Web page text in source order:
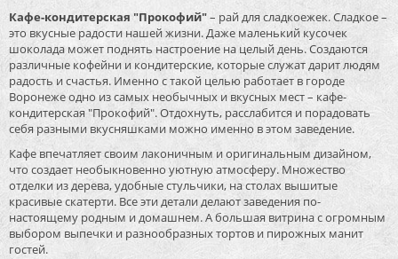
Кафе-кондитерская "Прокофий"– рай для сладкоежек. Сладкое –
это вкусные радости нашей жизни. Даже маленький кусочек
шоколада может поднять настроение на целый день. Создаются
различные кофейни и кондитерские, которые служат дарит людям
радость и счастья. Именно с такой целью работает в городе
Воронеже одно из самых необычных и вкусных мест – кафе-
кондитерская "Прокофий". Отдохнуть, расслабится и порадовать
себя разными вкусняшками можно именно в этом заведение.
Кафе впечатляет своим лаконичным и оригинальным дизайном,
что создает необыкновенно уютную атмосферу. Множество
отделки из дерева, удобные стульчики, на столах вышитые
красивые скатерти. Все эти детали делают заведения по-
настоящему родным и домашнем. А большая витрина с огромным
выбором выпечки и разнообразных тортов и пирожных манит
гостей.